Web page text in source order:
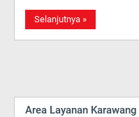
Selanjutnya »
Area Layanan Karawang